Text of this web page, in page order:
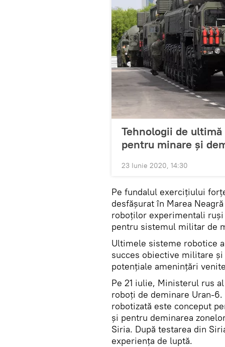
Tehnologii de
pentru minare și
23 Iunie 2020, 14:30
Pe fundalul exercițiului
desfășurat în Marea
roboților experimentali
pentru sistemul militar de
Ultimele sisteme robotice
succes obiective militare
potențiale amenințări
Pe 21 iulie, Ministerul rus
roboți de deminare Uran-
robotizată este conceput
și pentru deminarea
Siria. După testarea din
experiența de luptă.